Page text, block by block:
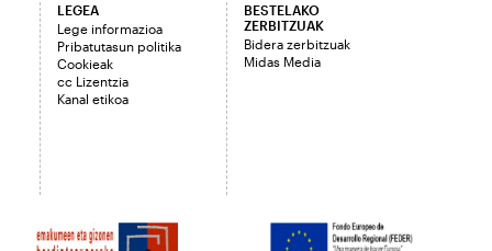
LEGEA
Lege informazioa
Pribatutasun politika
Cookieak
cc Lizentzia
Kanal etikoa
BESTELAKO
ZERBITZUAK
Bidera zerbitzuak
Midas Media